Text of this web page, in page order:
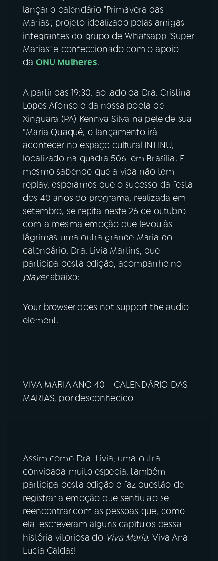
ACOMPANHE A RÁDIO NACIONAL
YouTube Facebook
Instagram X
lançar o calendário "Primavera das
Marias", projeto idealizado pelas amigas
integrantes do grupo de Whatsapp "Super
Marias" e confeccionado com o apoio
da ONU Mulheres.
A partir das 19:30, ao lado da Dra. Cristina
Lopes Afonso e da nossa poeta de
Xinguara (PA) Kennya Silva na pele de sua
“Maria Quaqué, o lançamento irá
acontecer no espaço cultural INFINU,
localizado na quadra 506, em Brasília. E
mesmo sabendo que a vida não tem
replay, esperamos que o sucesso da festa
dos 40 anos do programa, realizada em
setembro, se repita neste 26 de outubro
com a mesma emoção que levou às
lágrimas uma outra grande Maria do
calendário, Dra. Lívia Martins, que
participa desta edição, acompanhe no
playerabaixo:
Your browser does not support the audio
element.
VIVA MARIA ANO 40 - CALENDÁRIO DAS
MARIAS, por desconhecido
Assim como Dra. Lívia, uma outra
convidada muito especial também
participa desta edição e faz questão de
registrar a emoção que sentiu ao se
reencontrar com as pessoas que, como
ela, escreveram alguns capítulos dessa
história vitoriosa do Viva Maria.Viva Ana
Lucia Caldas!